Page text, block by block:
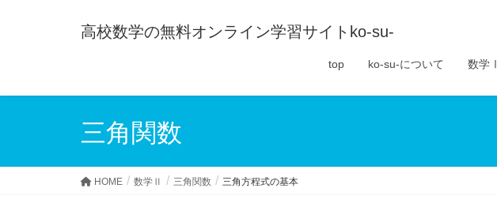
高校数学の無料オンライン学習サイトko-su-
top ko-su-について 数学Ⅰ
三角関数
HOME 数学Ⅱ 三角関数 三角方程式の基本